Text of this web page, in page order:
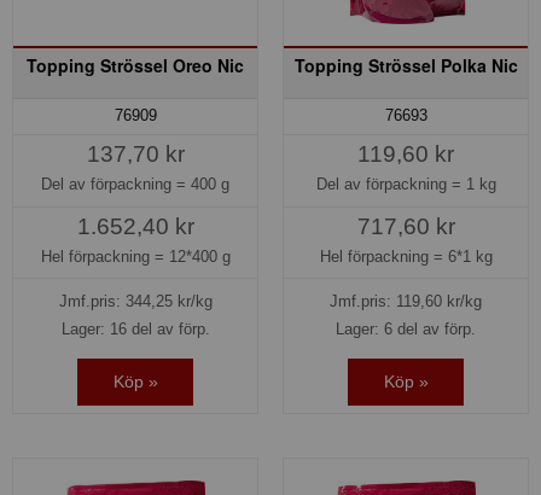
Topping Strössel Oreo Nic
76909
137,70 kr
Del av förpackning = 400 g
1.652,40 kr
Hel förpackning = 12*400 g
Jmf.pris: 344,25kr/kg
Lager: 16 del av förp.
Köp »
Topping Strössel Polka Nic
76693
119,60 kr
Del av förpackning = 1 kg
717,60 kr
Hel förpackning = 6*1 kg
Jmf.pris: 119,60 kr/kg
Lager: 6 del av förp.
Köp »